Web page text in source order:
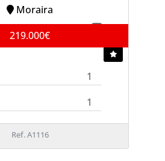
Moraira
219.000€
1
1
Ref. A1116